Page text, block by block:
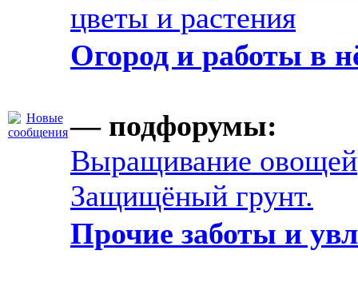
цветы и растения
Огород и работы в
— подфорумы:
Выращивание овощей
Защищёный грунт.
Прочие заботы и